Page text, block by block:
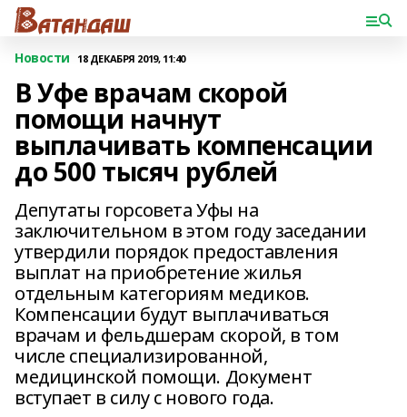
Новости 18 ДЕКАБРЯ 2019, 11:40
В Уфе врачам скорой
помощи начнут
выплачивать компенсации
до 500 тысяч рублей
Депутаты горсовета Уфы на
заключительном в этом году заседании
утвердили порядок предоставления
выплат на приобретение жилья
отдельным категориям медиков.
Компенсации будут выплачиваться
врачам и фельдшерам скорой, в том
числе специализированной,
медицинской помощи. Документ
вступает в силу с нового года.